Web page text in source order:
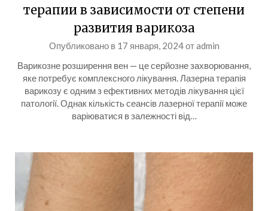
терапии в зависимости от степени
развития варикоза
Опубликовано в 17 января, 2024отadmin
Варикозне розширення вен — це серйозне захворювання,
яке потребує комплексного лікування. Лазерна терапія
варикозу є одним з ефективних методів лікування цієї
патології. Однак кількість сеансів лазерної терапії може
варіюватися в залежності від…